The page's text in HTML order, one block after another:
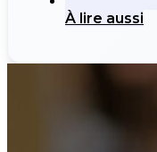
À lire aussi